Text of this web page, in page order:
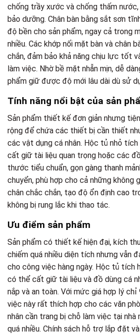
chống trầy xước và chống thấm nước,
bảo dưỡng. Chân bàn bằng sắt sơn
độ bền cho sản phẩm, ngay cả trong
nhiều. Các khớp nối mặt bàn và chân
chắn, đảm bảo khả năng chịu lực tốt
làm việc. Nhờ bề mặt nhẵn mịn, dễ
phẩm giữ được độ mới lâu dài dù sử
Tính năng nổi bật của sản
Sản phẩm thiết kế đơn giản nhưng
rộng để chứa các thiết bị cần thiết
các vật dụng cá nhân. Hộc tủ nhỏ
cất giữ tài liệu quan trọng hoặc các
thước tiểu chuẩn, gọn gàng thanh
chuyển, phù hợp cho cả những không
chân chắc chắn, tạo độ ổn định cao
không bị rung lắc khi thao tác.
Ưu điểm sản phẩm
Sản phẩm có thiết kế hiện đại, kích
chiếm quá nhiều diện tích nhưng vẫn
cho công việc hàng ngày. Hộc tủ tích
có thể cất giữ tài liệu và đồ dùng cá
nắp và an toàn. Với mức giá hợp lý chỉ
việc này rất thích hợp cho các văn
nhân cần trang bị chỗ làm việc tại
quá nhiều. Chính sách hỗ trợ lắp đặt